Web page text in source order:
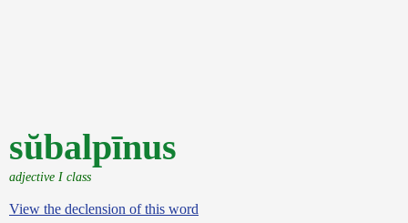
sŭbalpīnus
adjective I class
View the declension of this word